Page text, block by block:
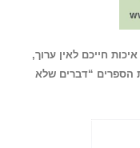
חייכם לאין ערוך,
הספרים “דברים שלא